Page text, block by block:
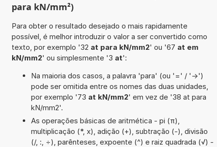
para kN/mm²)
Para obter o resultado desejado o mais rapidamente
possível, é melhor introduzir o valor a ser convertido como
texto, por exemplo '32 at para kN/mm2' ou '67 at em
kN/mm2' ou simplesmente '3 at':
Na maioria dos casos, a palavra 'para' (ou '=' / '->')
pode ser omitida entre os nomes das duas unidades,
por exemplo '73 at kN/mm2' em vez de '38 at para
kN/mm2'.
As operações básicas de aritmética - pi (π),
multiplicação (*, x), adição (+), subtração (-), divisão
(/, :, ÷), parênteses, expoente (^) e raiz quadrada (√) -